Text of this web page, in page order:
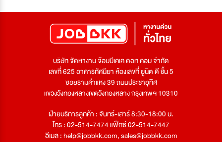
บริษัท จัดหางาน จ๊อบบีเคเค ดอท คอม จำกัด
เลขที่ 625 อาคารทัศนียา ห้องเลขที่ ยูนิต ดี ชั้น 5
ซอยรามคำแหง 39 ถนนประชาอุทิศ
แขวงวังทองหลางเขตวังทองหลาง กรุงเทพฯ 10310
ฝ่ายบริการลูกค้า : จันทร์-เสาร์ 8:30-18:00 น.
โทร : 02-514-7474 แฟ็กซ์ 02-514-7447
อีเมล :help@jobbkk.com,sales@jobbkk.com